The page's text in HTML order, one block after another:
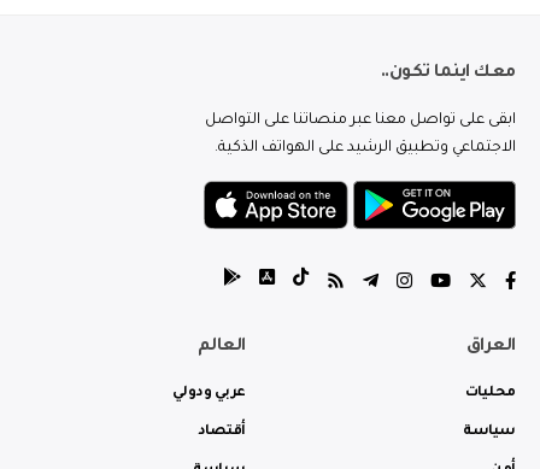
معك اينما تكون..
ابقى على تواصل معنا عبر منصاتنا على التواصل
الاجتماعي وتطبيق الرشيد على الهواتف الذكية.
العراق
محليات
سياسة
العالم
عربي ودولي
أقتصاد